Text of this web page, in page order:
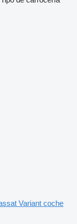
Variant coche